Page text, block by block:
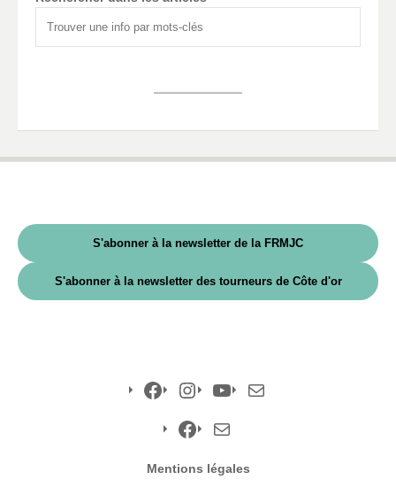
S'abonner à la newsletter de la FRMJC
S'abonner à la newsletter des tourneurs de Côte d'or
Mentions légales